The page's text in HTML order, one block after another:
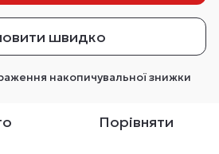
швидко
накопичувальної знижки
Порівняти